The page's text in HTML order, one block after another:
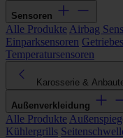
Sensoren
Alle Produkte Airbag
Einparksensoren
Temperatursensoren
Karosserie &
Außenverkleidung
Alle Produkte
Kühlergrills